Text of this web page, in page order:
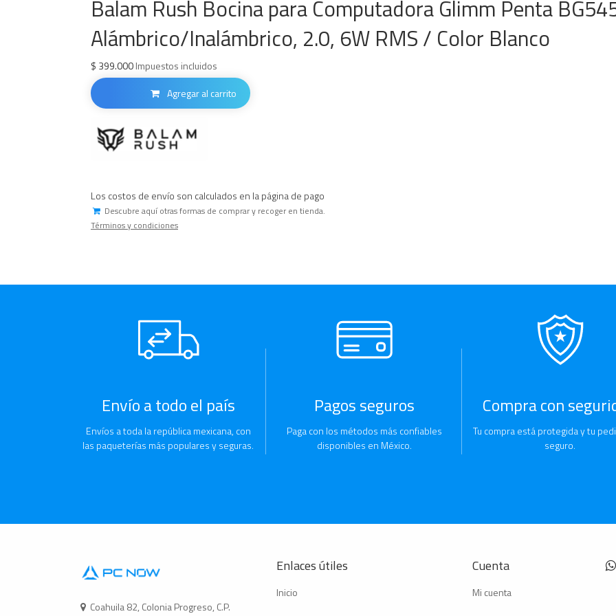
Balam Rush Bocina para Computadora Glimm Penta
Alámbrico/Inalámbrico, 2.0, 6W RMS / Color Blanco
$ 399.000Impuestos incluidos
Agregar al carrito
Los costos de envío son calculados en la página de pago
Descubre aquí otras formas de comprar y recoger en tienda.
Términos y condiciones
Envío a todo el país
Envíos a toda la república mexicana, con
las paqueterías más populares y seguras.
Pagos seguros
Paga con los métodos más confiables
disponibles en México.
Compra con
Tu compra está protegida y tu
seguro.
Coahuila 82, Colonia Progreso, C.P.
Enlaces útiles
Inicio
Cuenta
Mi cuenta